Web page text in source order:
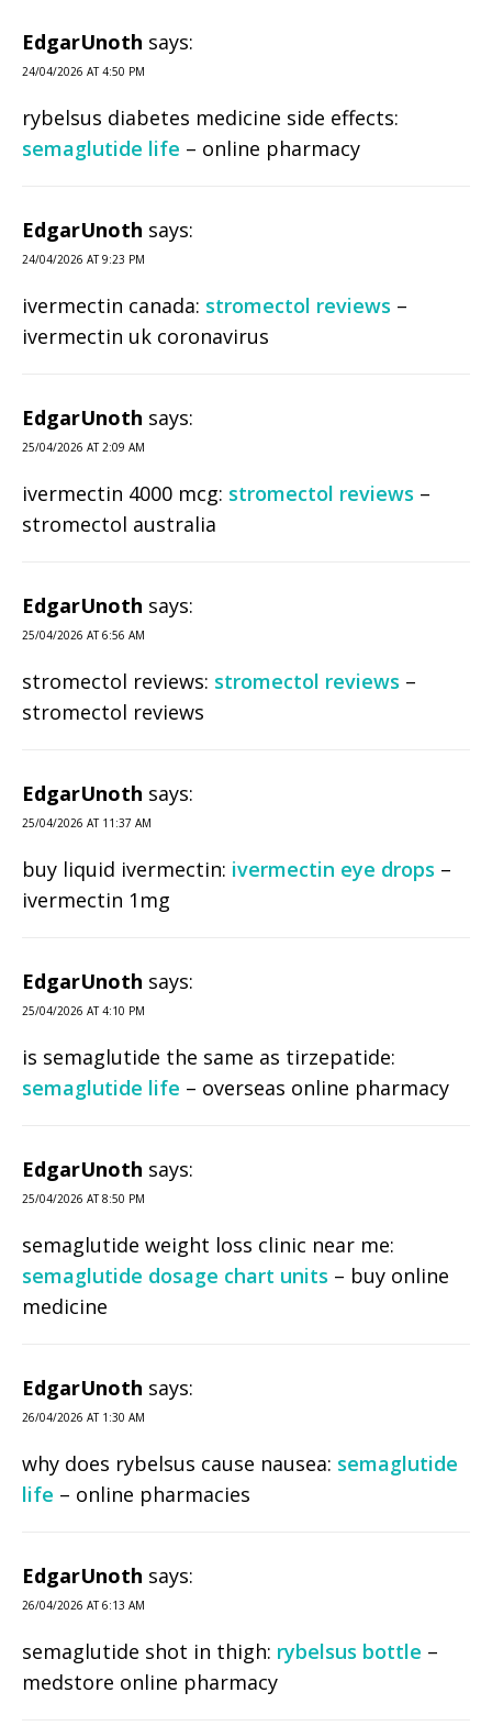
EdgarUnoth says:
24/04/2026 AT 4:50 PM
rybelsus diabetes medicine side effects:
semaglutide life – online pharmacy
EdgarUnoth says:
24/04/2026 AT 9:23 PM
ivermectin canada: stromectol reviews –
ivermectin uk coronavirus
EdgarUnoth says:
25/04/2026 AT 2:09 AM
ivermectin 4000 mcg: stromectol reviews –
stromectol australia
EdgarUnoth says:
25/04/2026 AT 6:56 AM
stromectol reviews: stromectol reviews –
stromectol reviews
EdgarUnoth says:
25/04/2026 AT 11:37 AM
buy liquid ivermectin: ivermectin eye drops –
ivermectin 1mg
EdgarUnoth says:
25/04/2026 AT 4:10 PM
is semaglutide the same as tirzepatide:
semaglutide life – overseas online pharmacy
EdgarUnoth says:
25/04/2026 AT 8:50 PM
semaglutide weight loss clinic near me:
semaglutide dosage chart units – buy online
medicine
EdgarUnoth says:
26/04/2026 AT 1:30 AM
why does rybelsus cause nausea: semaglutide
life – online pharmacies
EdgarUnoth says:
26/04/2026 AT 6:13 AM
semaglutide shot in thigh: rybelsus bottle –
medstore online pharmacy